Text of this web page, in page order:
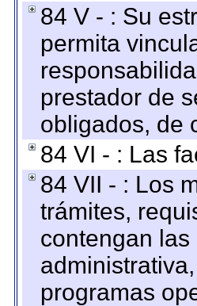
84 V - : Su
permita
prestador de
obligados, de
84 VI - : Las
84 VII - : Los
trámites,
contengan
programas